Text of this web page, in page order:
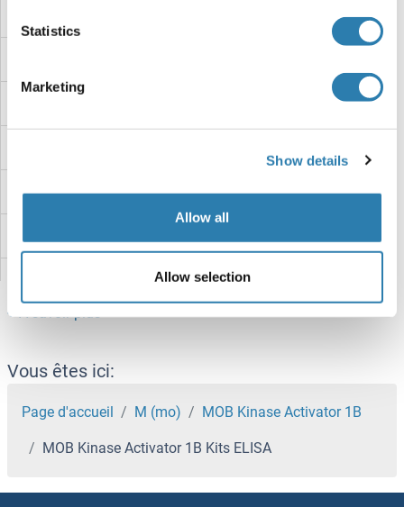
Statistics
Marketing
Show details
Allow all
Allow selection
MNDA Kits ELISA
MMP8 Kits ELISA
MMP7 Kits ELISA
MMP3 Kits ELISA
MMP28 Kits ELISA
Vous êtes ici:
Page d'accueil M (mo) MOB Kinase Activator 1B
MOB Kinase Activator 1B Kits ELISA